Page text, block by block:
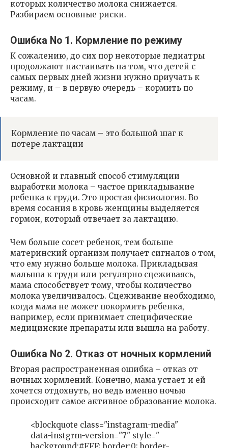
которых количество молока снижается.
Разбираем основные риски.
Ошибка No 1. Кормление по режиму
К сожалению, до сих пор некоторые педиатры
продолжают настаивать на том, что детей с
самых первых дней жизни нужно приучать к
режиму, и – в первую очередь – кормить по
часам.
Кормление по часам – это большой шаг к
потере лактации
Основной и главный способ стимуляции
выработки молока – частое прикладывание
ребенка к груди. Это простая физиология. Во
время сосания в кровь женщины выделяется
гормон, который отвечает за лактацию.
Чем больше сосет ребенок, тем больше
материнский организм получает сигналов о том,
что ему нужно больше молока. Прикладывая
малыша к груди или регулярно сцеживаясь,
мама способствует тому, чтобы количество
молока увеличивалось. Сцеживание необходимо,
когда мама не может покормить ребенка,
например, если принимает специфические
медицинские препараты или вышла на работу.
Ошибка No 2. Отказ от ночных кормлений
Вторая распространенная ошибка – отказ от
ночных кормлений. Конечно, мама устает и ей
хочется отдохнуть, но ведь именно ночью
происходит самое активное образование молока.
<blockquote class="instagram-media"
data-instgrm-version="7" style="